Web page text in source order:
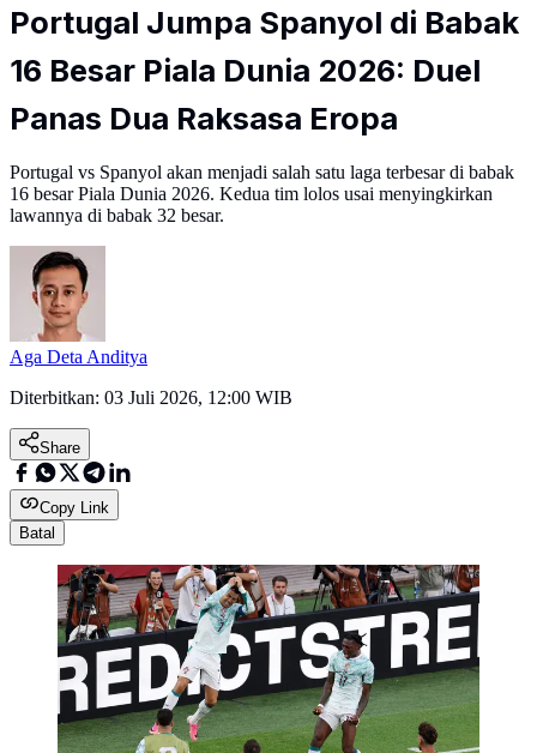
Portugal Jumpa Spanyol di Babak
16 Besar Piala Dunia 2026: Duel
Panas Dua Raksasa Eropa
Portugal vs Spanyol akan menjadi salah satu laga terbesar di babak
16 besar Piala Dunia 2026. Kedua tim lolos usai menyingkirkan
lawannya di babak 32 besar.
Aga Deta Anditya
Diterbitkan: 03 Juli 2026, 12:00 WIB
Share
Copy Link
Batal